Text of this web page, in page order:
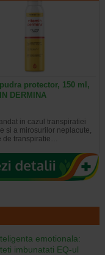
protector, 150 ml,
DERMINA
in cazul transpiratiei
si a mirosurilor neplacute,
de transpiratie…
emotionala:
imbunatati EQ-ul